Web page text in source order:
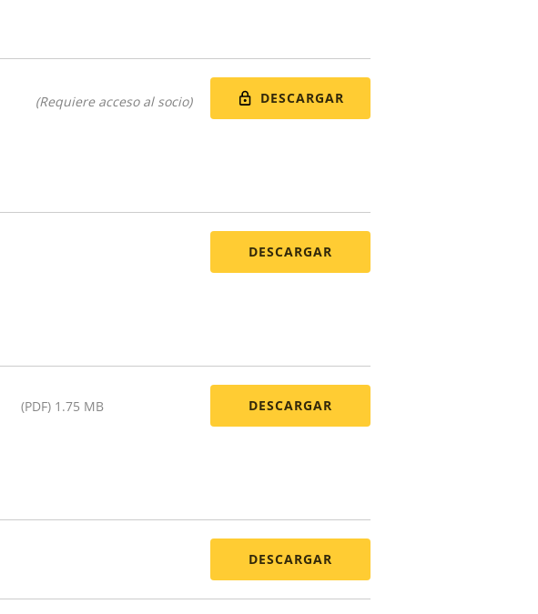
(Requiere acceso al socio) DESCARGAR
DESCARGAR
(PDF) 1.75 MB DESCARGAR
DESCARGAR